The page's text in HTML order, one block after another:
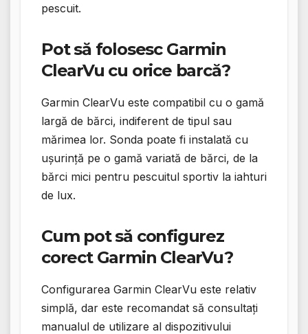
pescuit.
Pot să folosesc Garmin
ClearVu cu orice barcă?
Garmin ClearVu este compatibil cu o gamă
largă de bărci, indiferent de tipul sau
mărimea lor. Sonda poate fi instalată cu
ușurință pe o gamă variată de bărci, de la
bărci mici pentru pescuitul sportiv la iahturi
de lux.
Cum pot să configurez
corect Garmin ClearVu?
Configurarea Garmin ClearVu este relativ
simplă, dar este recomandat să consultați
manualul de utilizare al dispozitivului